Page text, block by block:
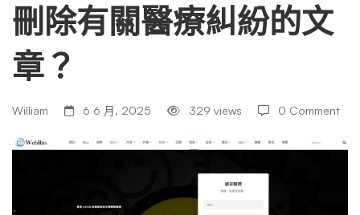
論
區
刪
刪除有關醫療糾紛的文
章？
William 6 6 月, 2025 329 views 0 Comment